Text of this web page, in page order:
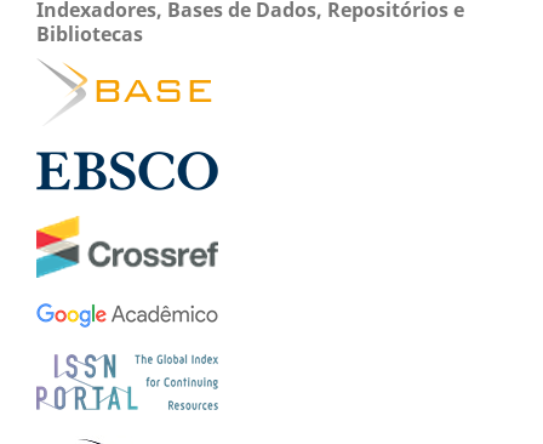
Indexadores, Bases de Dados, Repositórios e
Bibliotecas